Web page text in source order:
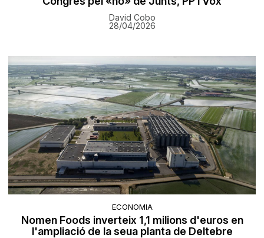
David Cobo
28/04/2026
ECONOMIA
Nomen Foods inverteix 1,1 milions d'euros en
l'ampliació de la seua planta de Deltebre